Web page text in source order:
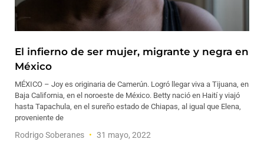
El infierno de ser mujer, migrante y negra en
México
MÉXICO – Joy es originaria de Camerún. Logró llegar viva a Tijuana, en
Baja California, en el noroeste de México. Betty nació en Haití y viajó
hasta Tapachula, en el sureño estado de Chiapas, al igual que Elena,
proveniente de
Rodrigo Soberanes 31 mayo, 2022